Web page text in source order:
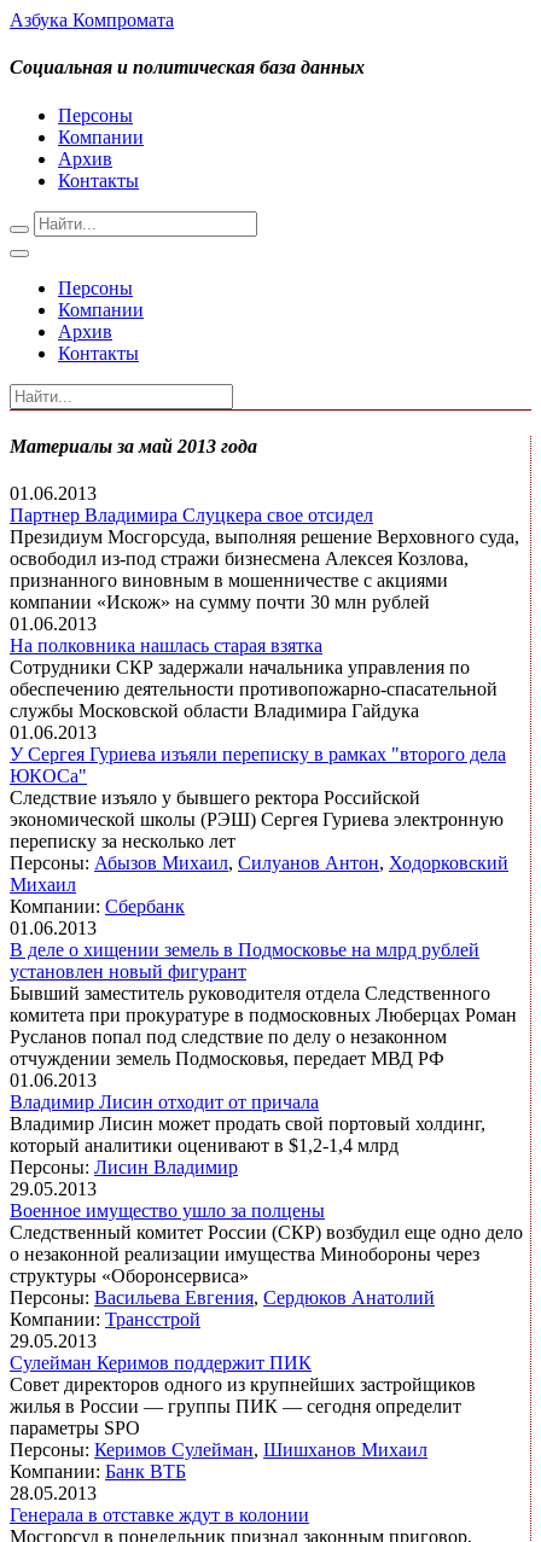
Азбука Компромата
Социальная и политическая база данных
Персоны
Компании
Архив
Контакты
Персоны
Компании
Архив
Контакты
Материалы за май 2013 года
01.06.2013
Партнер Владимира Слуцкера свое отсидел
Президиум Мосгорсуда, выполняя решение Верховного суда,
освободил из-под стражи бизнесмена Алексея Козлова,
признанного виновным в мошенничестве с акциями
компании «Искож» на сумму почти 30 млн рублей
01.06.2013
На полковника нашлась старая взятка
Сотрудники СКР задержали начальника управления по
обеспечению деятельности противопожарно-спасательной
службы Московской области Владимира Гайдука
01.06.2013
У Сергея Гуриева изъяли переписку в рамках "второго дела
ЮКОСа"
Следствие изъяло у бывшего ректора Российской
экономической школы (РЭШ) Сергея Гуриева электронную
переписку за несколько лет
Персоны: Абызов Михаил, Силуанов Антон, Ходорковский
Михаил
Компании: Сбербанк
01.06.2013
В деле о хищении земель в Подмосковье на млрд рублей
установлен новый фигурант
Бывший заместитель руководителя отдела Следственного
комитета при прокуратуре в подмосковных Люберцах Роман
Русланов попал под следствие по делу о незаконном
отчуждении земель Подмосковья, передает МВД РФ
01.06.2013
Владимир Лисин отходит от причала
Владимир Лисин может продать свой портовый холдинг,
который аналитики оценивают в $1,2-1,4 млрд
Персоны: Лисин Владимир
29.05.2013
Военное имущество ушло за полцены
Следственный комитет России (СКР) возбудил еще одно дело
о незаконной реализации имущества Минобороны через
структуры «Оборонсервиса»
Персоны: Васильева Евгения, Сердюков Анатолий
Компании: Трансстрой
29.05.2013
Сулейман Керимов поддержит ПИК
Совет директоров одного из крупнейших застройщиков
жилья в России — группы ПИК — сегодня определит
параметры SPO
Персоны: Керимов Сулейман, Шишханов Михаил
Компании: Банк ВТБ
28.05.2013
Генерала в отставке ждут в колонии
Мосгорсуд в понедельник признал законным приговор,